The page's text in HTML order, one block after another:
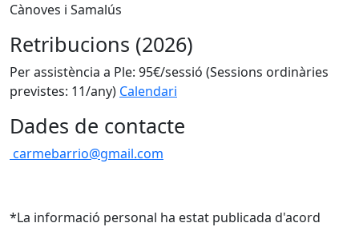
Cànoves i Samalús
Retribucions (2026)
Per assistència a Ple: 95€/sessió (Sessions ordinàries
previstes: 11/any) Calendari
Dades de contacte
carmebarrio@gmail.com
*La informació personal ha estat publicada d'acord